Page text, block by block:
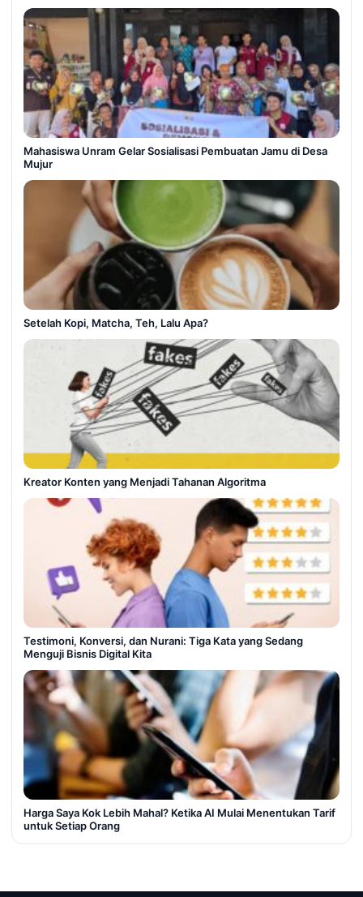
Mahasiswa Unram Gelar Sosialisasi Pembuatan Jamu di Desa
Mujur
Setelah Kopi, Matcha, Teh, Lalu Apa?
Kreator Konten yang Menjadi Tahanan Algoritma
Testimoni, Konversi, dan Nurani: Tiga Kata yang Sedang
Menguji Bisnis Digital Kita
Harga Saya Kok Lebih Mahal? Ketika AI Mulai Menentukan Tarif
untuk Setiap Orang